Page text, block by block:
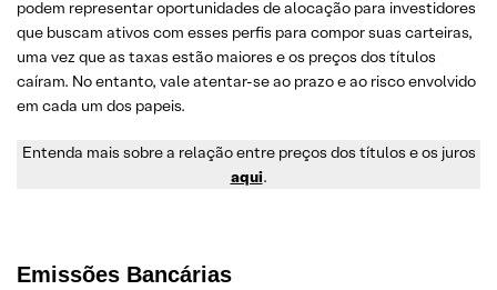
podem representar oportunidades de alocação para investidores
que buscam ativos com esses perfis para compor suas carteiras,
uma vez que as taxas estão maiores e os preços dos títulos
caíram. No entanto, vale atentar-se ao prazo e ao risco envolvido
em cada um dos papeis.
Entenda mais sobre a relação entre preços dos títulos e os juros
aqui.
Emissões Bancárias